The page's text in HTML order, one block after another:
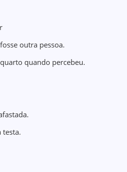
outra pessoa.
quando percebeu.
testa.